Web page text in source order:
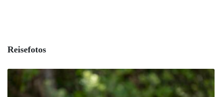
Reisefotos